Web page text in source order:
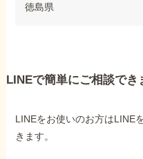
徳島県
LINEで簡単にご相談でき
LINEをお使いのお方はLINE
きます。